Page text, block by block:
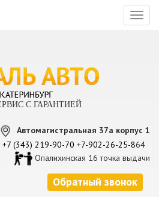
С ГАРАНТИЕЙ
Автомагистральная 37а корпус 1
+7 (343) 219-90-70 +7-902-26-25-864
Опалихинская 16 точка выдачи
Обратный звонок